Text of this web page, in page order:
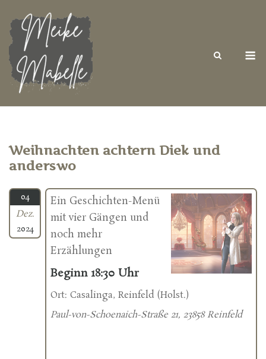
content
Weihnachten achtern Diek und
anderswo
04
Dez.
2024
Ein Geschichten-Menü
mit vier Gängen und
noch mehr
Erzählungen
Beginn 18:30 Uhr
Ort: Casalinga, Reinfeld (Holst.)
Paul-von-Schoenaich-Straße 21, 23858 Reinfeld